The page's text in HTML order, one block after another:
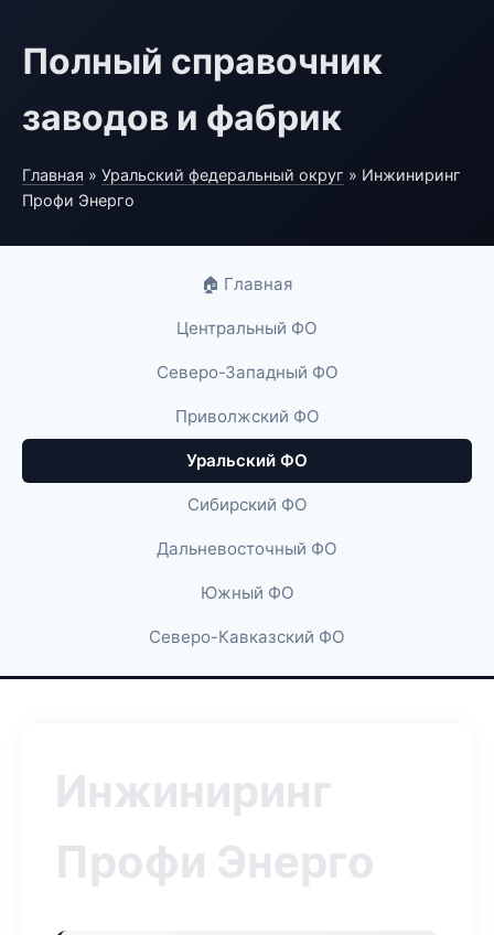
Полный справочник
заводов и фабрик
Главная » Уральский федеральный округ » Инжиниринг
Профи Энерго
🏠 Главная
Центральный ФО
Северо-Западный ФО
Приволжский ФО
Уральский ФО
Сибирский ФО
Дальневосточный ФО
Южный ФО
Северо-Кавказский ФО
Инжиниринг
Профи Энерго